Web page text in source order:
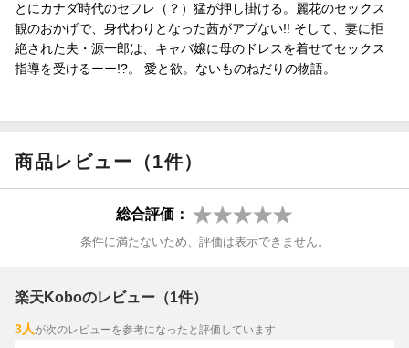
とにカナダ時代のセフレ（？）猛が押し掛ける。麗花のセックス
観のおかげで、身代わりとなった茜がアブない!! そして、妻に拒
絶された夫・源一郎は、キャバ嬢に母のドレスを着せてセックス
指導を受けるーー!?。 愛と欲。ないものねだりの物語。
商品レビュー（1件）
総合評価：
条件に満たないため、評価は表示できません。
楽天Koboのレビュー（1件）
3人が次のレビューを参考になったと評価しています